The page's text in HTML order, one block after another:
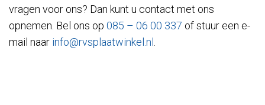
vragen voor ons? Dan kunt u contact met ons
opnemen. Bel ons op 085 – 06 00 337 of stuur een e-
mail naar info@rvsplaatwinkel.nl